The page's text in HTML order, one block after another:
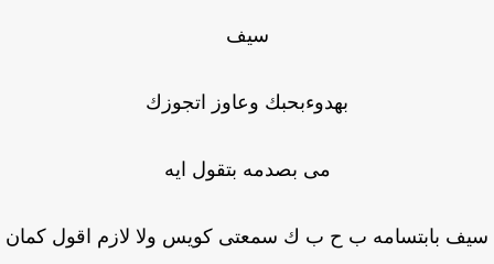
سيف
بهدوءبحبك وعاوز اتجوزك
مى بصدمه بتقول ايه
بابتسامه ب ح ب ك سمعتى كويس ولا لازم اقول كمان